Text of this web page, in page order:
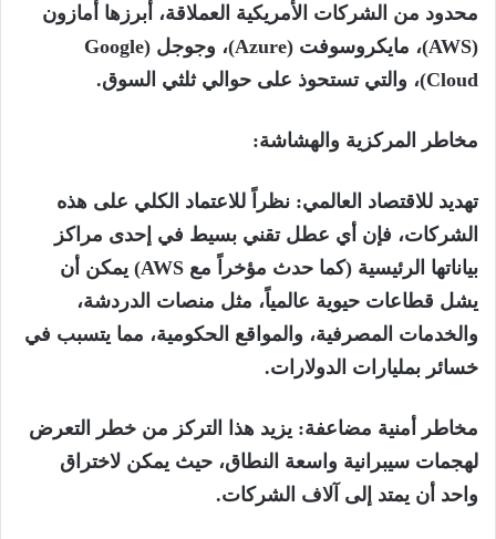
محدود من الشركات الأمريكية العملاقة، أبرزها أمازون
(AWS)، مايكروسوفت (Azure)، وجوجل (Google
Cloud)، والتي تستحوذ على حوالي ثلثي السوق.
مخاطر المركزية والهشاشة:
تهديد للاقتصاد العالمي: نظراً للاعتماد الكلي على هذه
الشركات، فإن أي عطل تقني بسيط في إحدى مراكز
بياناتها الرئيسية (كما حدث مؤخراً مع AWS) يمكن أن
يشل قطاعات حيوية عالمياً، مثل منصات الدردشة،
والخدمات المصرفية، والمواقع الحكومية، مما يتسبب في
خسائر بمليارات الدولارات.
مخاطر أمنية مضاعفة: يزيد هذا التركز من خطر التعرض
لهجمات سيبرانية واسعة النطاق، حيث يمكن لاختراق
واحد أن يمتد إلى آلاف الشركات.